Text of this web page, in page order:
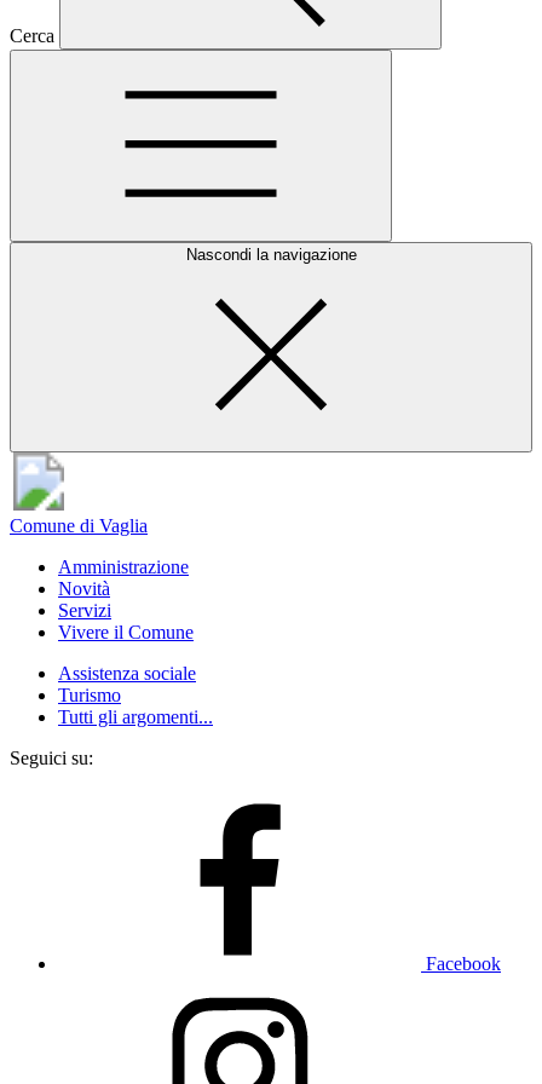
Cerca
Nascondi la navigazione
Comune di Vaglia
Amministrazione
Novità
Servizi
Vivere il Comune
Assistenza sociale
Turismo
Tutti gli argomenti...
Seguici su:
Facebook